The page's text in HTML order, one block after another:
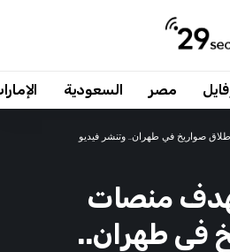
مصر السعودية
صواريخ في طهران.. وتنشر فيديو
منصات
في طهران..